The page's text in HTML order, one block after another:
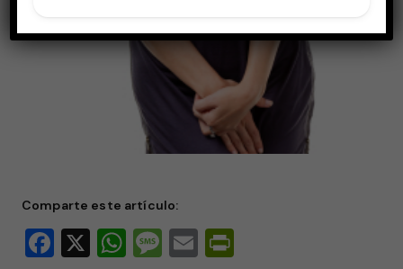
Comparte este artículo:
Facebook
X WhatsApp
Message
Email